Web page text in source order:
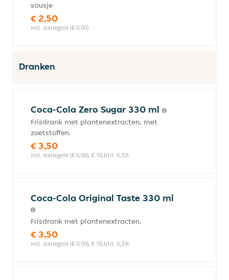
sausje
€ 2,50
incl. statiegeld (€ 0,00)
Dranken
Coca-Cola Zero Sugar 330 ml
Frisdrank met plantenextracten, met
zoetstoffen.
€ 3,50
incl. statiegeld (€ 0,00), € 10,61/l, 0,33l
Coca-Cola Original Taste 330 ml
Frisdrank met plantenextracten.
€ 3,50
incl. statiegeld (€ 0,00), € 10,61/l, 0,33l